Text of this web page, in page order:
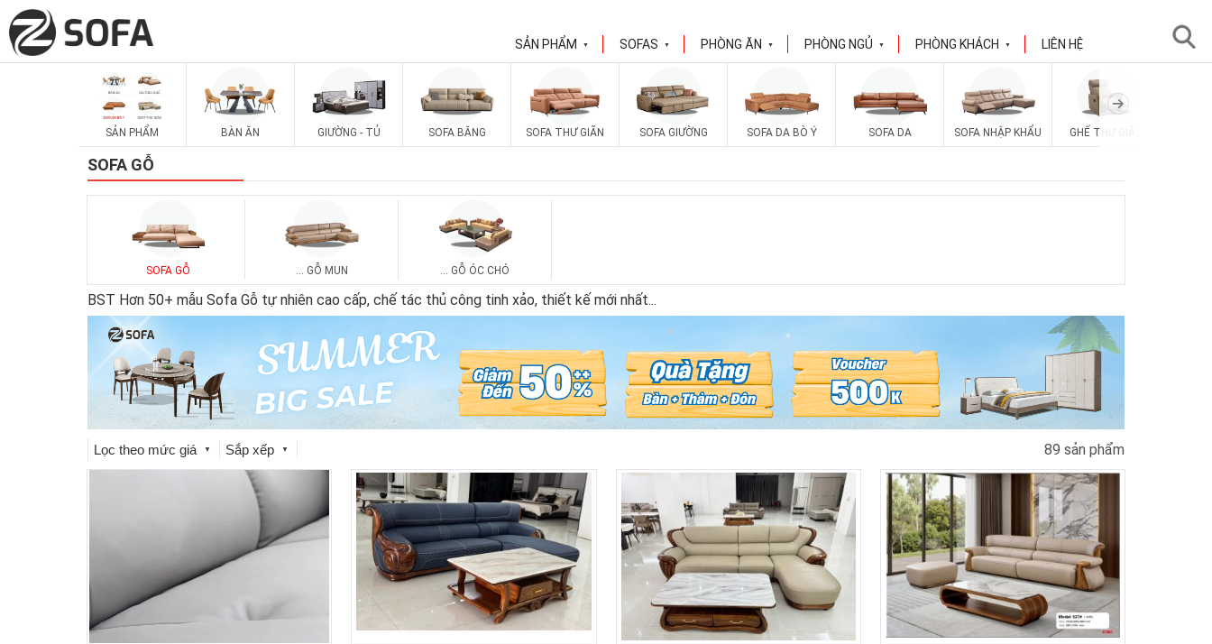
SẢN PHẨM ▼ SOFAS ▼ PHÒNG ĂN ▼ PHÒNG NGỦ ▼ PHÒNG KHÁCH ▼ LIÊN HỆ
SẢN PHẨM BÀN ĂN GIƯỜNG - TỦ SOFA BĂNG SOFA THƯ GIÃN SOFA GIƯỜNG SOFA DA BÒ Ý SOFA DA SOFA NHẬP KHẨU GHẾ THƯ GIÃN
SOFA GỖ
SOFA GỖ ... GỖ MUN ... GỖ ÓC CHÓ
BST Hơn 50+ mẫu Sofa Gỗ tự nhiên cao cấp, chế tác thủ công tinh xảo, thiết kế mới nhất...
Lọc theo mức giá ▼ Sắp xếp ▼ 89 sản phẩm